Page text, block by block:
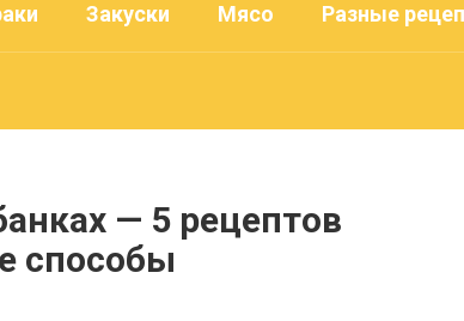
Закуски Мясо Разные
— 5 рецептов
способы